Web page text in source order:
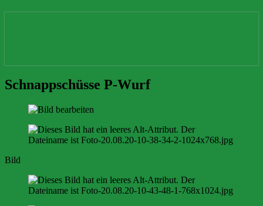
Schnappschüsse
P-
Schnappschüsse P-Wurf
Bild